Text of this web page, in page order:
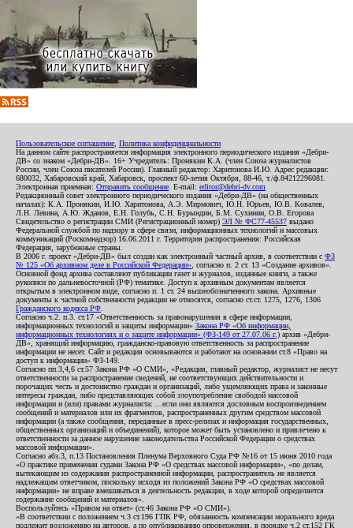
Пользовательское соглашение Политика конфиденциальности
На данном сайте распространяется информация электронного периодического издания «Дебри-
ДВ» со знаком «Дебри-ДВ». 16+ Учредитель: Пронякин К.А. (член Союза журналистов
России, член Союза писателей России). Главный редактор: Харитонова И.Ю. Адрес редакции:
680032, Хабаровский край, Хабаровск, проспект 60-летия Октября, 88-46, т./ф.84212296081.
Электронная приемная: Отправить сообщение . E-mail: editor@debri-dv.com
Редакционный совет электронного периодического издания «Дебри-ДВ» (на общественных
началах): К.А. Пронякин, И.Ю. Харитонова, А.Э. Мирмович, Ю.Н. Юрьев, Ю.В. Ковалев,
Л.Н. Левина, А.Ю. Жданов, Е.Н. Голубь, С.Н. Бурындин, Б.М. Сухинин, О.В. Егорова
Свидетельство о регистрации СМИ (Регистрационный номер) ЭЛ № ФС77-45537 выдано
Федеральной службой по надзору в сфере связи, информационных технологий и массовых
коммуникаций (Роскомнадзор) 16.06.2011 г. Территория распространения: Российская
Федерация, зарубежные страны.
В 2006 г. проект «Дебри-ДВ» был создан как электронный частный архив, в соответствии с ФЗ
№ 125 «Об архивном деле в Российской Федерации» , согласно п. 2 ст. 13 «Создание архивов».
Основной фонд архива составляют публикации газет и журналов, изданные книги, а также
рукописи по дальневосточной (РФ) тематике. Доступ к архивным документам является
открытым в электронном виде, согласно п. 1 ст. 24 вышеобозначенного закона. Архивные
документы к частной собственности редакции не относятся, согласно ст.ст. 1275, 1276, 1306
Гражданского кодекса РФ
Согласно ч.2. п.3. ст.17 «Ответственность за правонарушения в сфере информации,
информационных технологий и защиты информации» Закона РФ «Об информации,
информационных технологиях и о защите информации» (ФЗ-149 от 27.07.06 г.) архив «Дебри-
ДВ», хранящий информацию, гражданско-правовую ответственность за распространение
информации не несет. Сайт и редакция основываются и работают на основании ст.8 «Право на
доступ к информации» ФЗ-149.
Согласно пп.3,4,6 ст.57 Закона РФ «О СМИ», «Редакция, главный редактор, журналист не несут
ответственности за распространение сведений, не соответствующих действительности и
порочащих честь и достоинство граждан и организаций, либо ущемляющих права и законные
интересы граждан, либо представляющих собой злоупотребление свободой массовой
информации и (или) правами журналиста: ...если они являются дословным воспроизведением
сообщений и материалов или их фрагментов, распространенных другим средством массовой
информации (а также сообщения, переданные в пресс-релизах и информация государственных,
общественных организаций и объединений), которое может быть установлено и привлечено к
ответственности за данное нарушение законодательства Российской Федерации о средствах
массовой информации».
Согласно абз.3, п.13 Постановления Пленума Верховного Суда РФ №16 от 15 июня 2010 года
«О практике применения судами Закона РФ «О средствах массовой информации», «по делам,
вытекающим из содержания распространенной информации, распространитель не является
надлежащим ответчиком, поскольку исходя из положений Закона РФ «О средствах массовой
информации» не вправе вмешиваться в деятельность редакции, в ходе которой определяется
содержание сообщений и материалов».
Воспользуйтесь «Правом на ответ» (ст.46 Закона РФ «О СМИ»).
«В соответствии с положением ч.3 ст.196 ГПК РФ, обязанность компенсации морального вреда
подлежит возложению на авторов, а по опубликованию опровержения, в порядке ч.2 ст.152 ГК